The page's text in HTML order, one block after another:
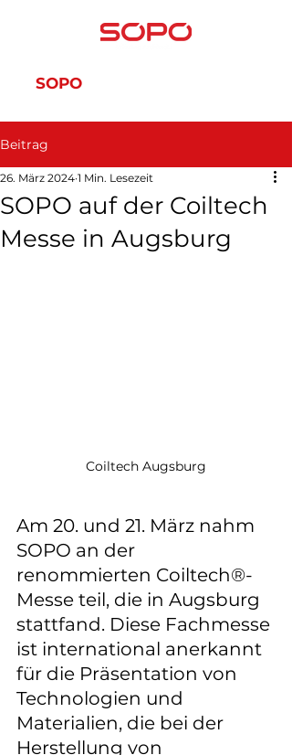
SOPO
Beitrag
SOPO auf der Coiltech
Messe in Augsburg
26. März 2024 1 Min. Lesezeit
Coiltech Augsburg
Am 20. und 21. März nahm
SOPO an der
renommierten Coiltech®-
Messe teil, die in Augsburg
stattfand. Diese Fachmesse
ist international anerkannt
für die Präsentation von
Technologien und
Materialien, die bei der
Herstellung von